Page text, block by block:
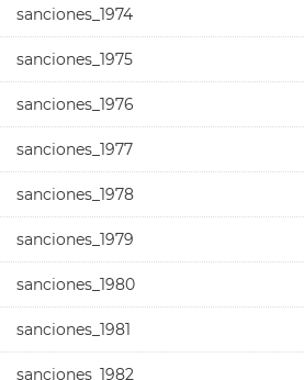
sanciones_1974
sanciones_1975
sanciones_1976
sanciones_1977
sanciones_1978
sanciones_1979
sanciones_1980
sanciones_1981
sanciones_1982